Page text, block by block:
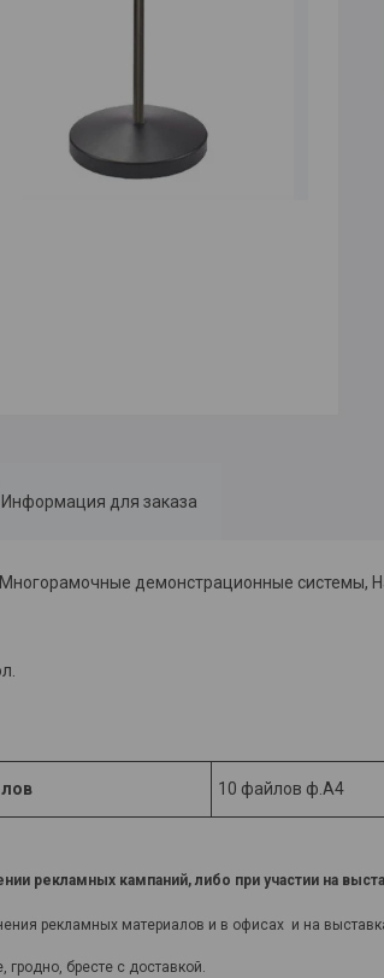
Информация для заказа
демонстрационные системы,
10 файлов ф.А4
рекламных кампаний, либо при участии на
рекламных материалов и в офисах и на
бресте с доставкой.